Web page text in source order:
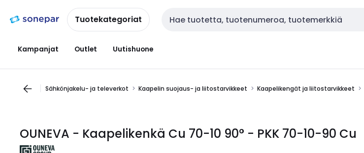
navigointiinsisältöönTuotekategoriat Haku
Kampanjat Outlet Uutishuone
Sähkönjakelu- ja televerkot Kaapelin suojaus- ja liitostarvikkeet Kaapelikengät ja liitostarvikkeet
OUNEVA - Kaapelikenkä Cu 70-10 90° - PKK 70-10-90 Cu